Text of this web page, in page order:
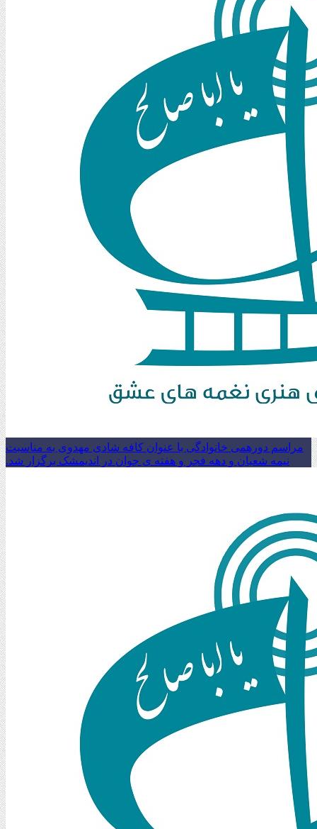
مراسم دورهمی خانوادگی با عنوان کافه شادی مهدوی به مناسبت
نیمه شعبان و دهه فجر و هفته ی جوان در اندیمشک برگزار شد.